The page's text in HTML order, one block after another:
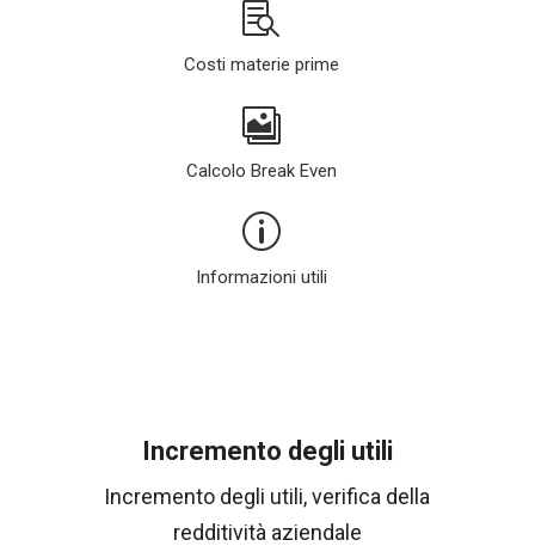

Costi materie prime

Calcolo Break Even
p
Informazioni utili
Incremento degli utili
Incremento degli utili, verifica della
redditività aziendale